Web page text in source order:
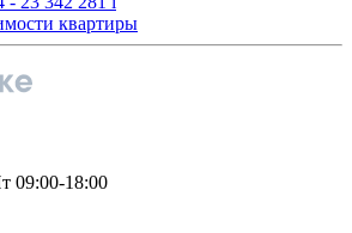
квартиры
09:00-18:00